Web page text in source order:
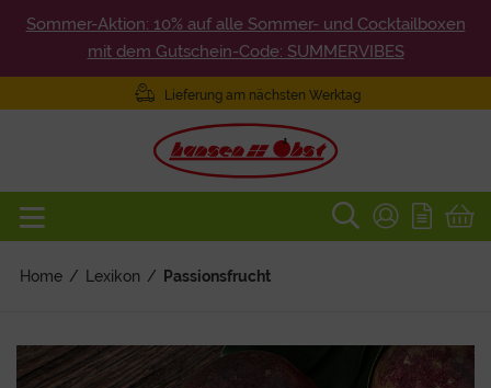
Sommer-Aktion: 10% auf alle Sommer- und Cocktailboxen
mit dem Gutschein-Code: SUMMERVIBES
Lieferung am nächsten Werktag
Home / Lexikon / Passionsfrucht